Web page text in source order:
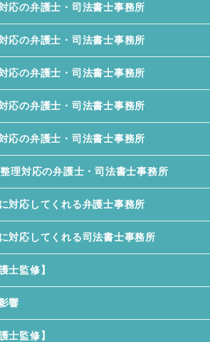
応の弁護士・司法書士事務所
応の弁護士・司法書士事務所
応の弁護士・司法書士事務所
応の弁護士・司法書士事務所
応の弁護士・司法書士事務所
理対応の弁護士・司法書士事務所
対応してくれる弁護士事務所
対応してくれる司法書士事務所
士監修】
響
士監修】